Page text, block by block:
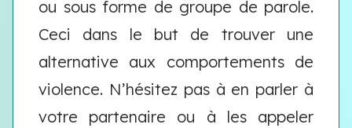
ou sous forme de groupe de parole.
Ceci dans le but de trouver une
alternative aux comportements de
violence. N’hésitez pas à en parler à
votre partenaire ou à les appeler